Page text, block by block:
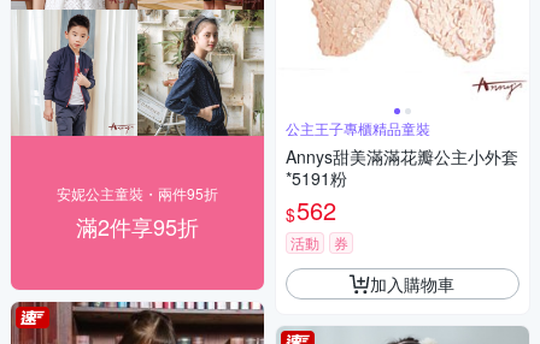
安妮公主童裝・兩件95折
滿2件享95折
公主王子專櫃精品童裝
Annys甜美滿滿花瓣公主小外套
*5191粉
$562
活動 券
加入購物車